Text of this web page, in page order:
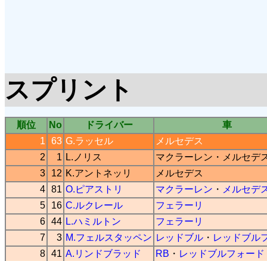
スプリント
順位 No ドライバー
車
1
63 G.ラッセル
メルセデス
2
1 L.ノリス マクラーレン ・ メルセデ
3
12 K.アントネッリ
メルセデス
4 81 O.ピアストリ マクラーレン ・ メルセデ
5
16 C.ルクレール
フェラーリ
6 44 L.ハミルトン
フェラーリ
7
3 M.フェルスタッペン レッドブル ・ レッドブル
8 41 A.リンドブラッド RB ・ レッドブルフォード